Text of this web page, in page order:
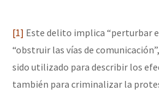
[1] Este delito implica “perturbar
“obstruir las vías de
sido utilizado para describir los
también para criminalizar la